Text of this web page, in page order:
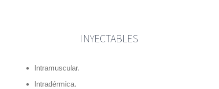
INYECTABLES
Intramuscular.
Intradérmica.